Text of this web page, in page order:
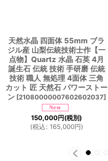
天然水晶 四面体 55mm ブラ
ジル産 山梨伝統技術士作【一
点物】Quartz 水晶 石英 4月
誕生石 伝統 技術 手研磨 伝統
技術 職人 無処理 4面体 三角
カット 匠 天然石 パワーストー
ン [21080000007602602037]
150,000円(税別)
(税込: 165,000円)